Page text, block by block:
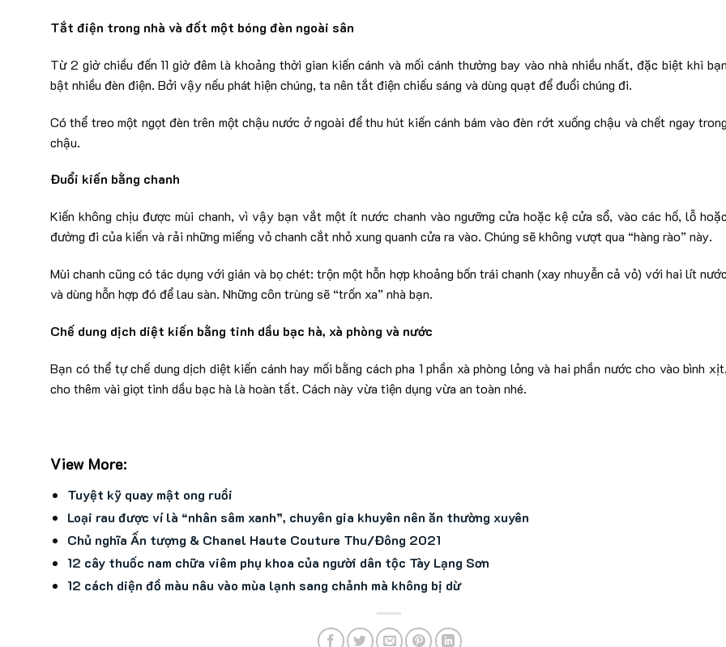
Tắt điện trong nhà và đốt một bóng đèn ngoài sân
Từ 2 giờ chiều đến 11 giờ đêm là khoảng thời gian kiến cánh và mối cánh thường bay vào nhà nhiều nhất, đặc biệt khi bạn
bật nhiều đèn điện. Bởi vậy nếu phát hiện chúng, ta nên tắt điện chiếu sáng và dùng quạt để đuổi chúng đi.
Có thể treo một ngọt đèn trên một chậu nước ở ngoài để thu hút kiến cánh bám vào đèn rớt xuống chậu và chết ngay trong
chậu.
Đuổi kiến bằng chanh
Kiến không chịu được mùi chanh, vì vậy bạn vắt một ít nước chanh vào ngưỡng cửa hoặc kệ cửa sổ, vào các hố, lỗ hoặc
đường đi của kiến và rải những miếng vỏ chanh cắt nhỏ xung quanh cửa ra vào. Chúng sẽ không vượt qua “hàng rào” này.
Mùi chanh cũng có tác dụng với gián và bọ chét: trộn một hỗn hợp khoảng bốn trái chanh (xay nhuyễn cả vỏ) với hai lít nước
và dùng hỗn hợp đó để lau sàn. Những côn trùng sẽ “trốn xa” nhà bạn.
Chế dung dịch diệt kiến bằng tinh dầu bạc hà, xà phòng và nước
Bạn có thể tự chế dung dịch diệt kiến cánh hay mối bằng cách pha 1 phần xà phòng lỏng và hai phần nước cho vào bình xịt,
cho thêm vài giọt tinh dầu bạc hà là hoàn tất. Cách này vừa tiện dụng vừa an toàn nhé.
View More:
Tuyệt kỹ quay mật ong ruồi
Loại rau được ví là “nhân sâm xanh”, chuyên gia khuyên nên ăn thường xuyên
Chủ nghĩa Ấn tượng & Chanel Haute Couture Thu/Đông 2021
12 cây thuốc nam chữa viêm phụ khoa của người dân tộc Tày Lạng Sơn
12 cách diện đồ màu nâu vào mùa lạnh sang chảnh mà không bị dừ